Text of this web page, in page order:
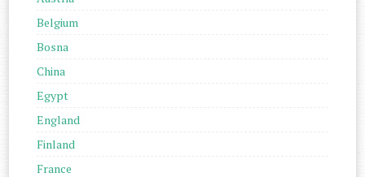
Belgium
Bosna
China
Egypt
England
Finland
France